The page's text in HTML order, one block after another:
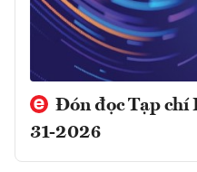
Đón đọc Tạp chí
31-2026